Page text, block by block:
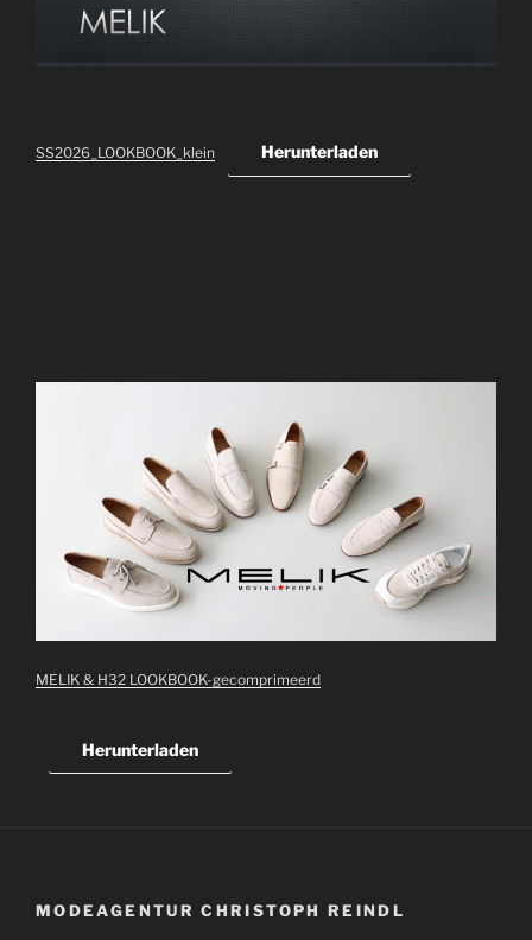
SS2026_LOOKBOOK_klein Herunterladen
MELIK & H32 LOOKBOOK-gecomprimeerd
Herunterladen
MODEAGENTUR CHRISTOPH REINDL